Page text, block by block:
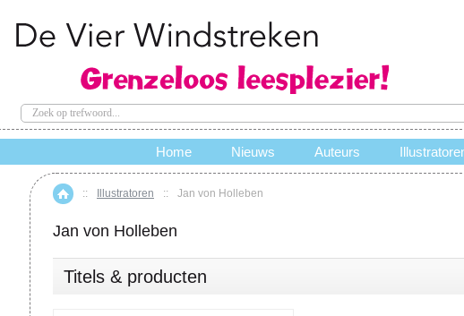
Home
:: Illustratoren :: Jan von Holleben
Jan von Holleben
Titels & producten
Home Nieuws Auteurs